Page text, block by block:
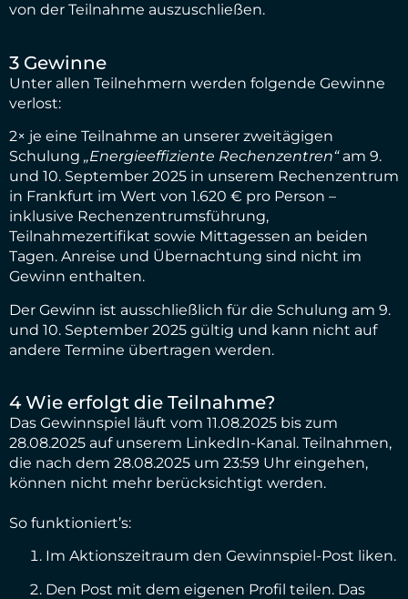
von der Teilnahme auszuschließen.
3 Gewinne
Unter allen Teilnehmern werden folgende Gewinne
verlost:
2× je eine Teilnahme an unserer zweitägigen
Schulung „Energieeffiziente Rechenzentren“am 9.
und 10. September 2025 in unserem Rechenzentrum
in Frankfurt im Wert von 1.620 € pro Person –
inklusive Rechenzentrumsführung,
Teilnahmezertifikat sowie Mittagessen an beiden
Tagen. Anreise und Übernachtung sind nicht im
Gewinn enthalten.
Der Gewinn ist ausschließlich für die Schulung am 9.
und 10. September 2025 gültig und kann nicht auf
andere Termine übertragen werden.
4 Wie erfolgt die Teilnahme?
Das Gewinnspiel läuft vom 11.08.2025 bis zum
28.08.2025 auf unserem LinkedIn-Kanal. Teilnahmen,
die nach dem 28.08.2025 um 23:59 Uhr eingehen,
können nicht mehr berücksichtigt werden.
So funktioniert’s:
Im Aktionszeitraum den Gewinnspiel-Post liken.
Den Post mit dem eigenen Profil teilen. Das